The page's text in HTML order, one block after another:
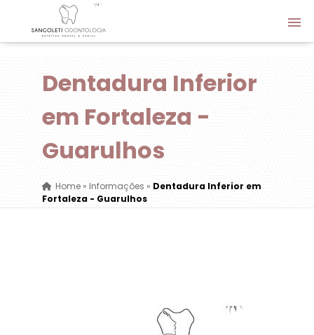
Dentadura Inferior
em Fortaleza -
Guarulhos
Home» Informações » Dentadura Inferior em
Fortaleza - Guarulhos